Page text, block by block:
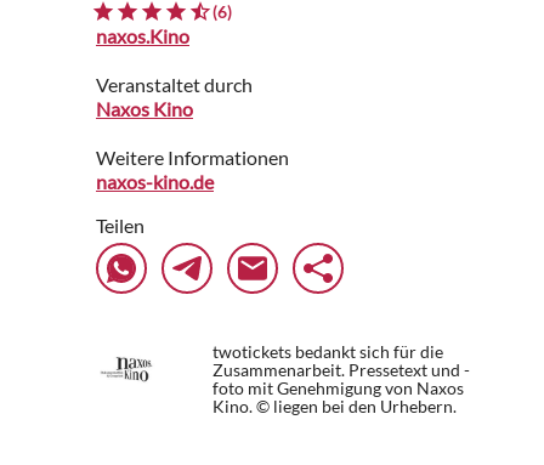
(6)
naxos.Kino
Veranstaltet durch
Naxos Kino
Weitere Informationen
naxos-kino.de
Teilen
twotickets bedankt sich für die
Zusammenarbeit. Pressetext und -
foto mit Genehmigung von Naxos
Kino. © liegen bei den Urhebern.